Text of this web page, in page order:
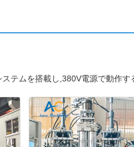
テムを搭載し,380V電源で動作す